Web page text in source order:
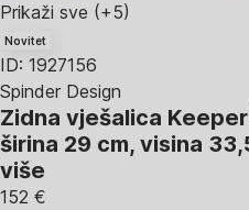
Prikaži sve (+5)
Novitet
ID: 1927156
Spinder Design
Zidna vješalica Keeper
širina 29 cm, visina
više
152 €